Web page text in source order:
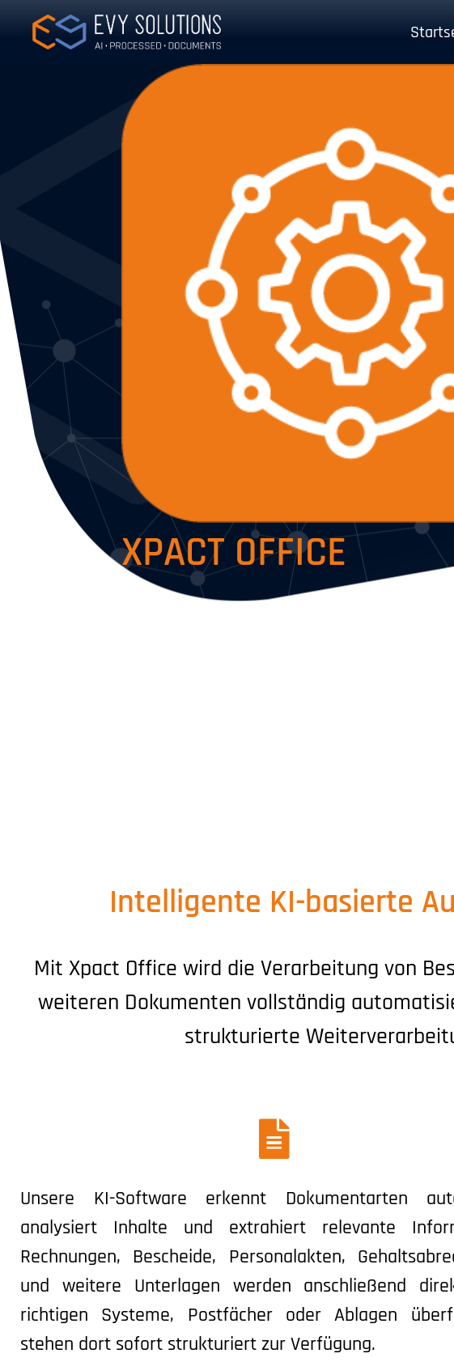
XPACT OFFICE
Intelligente KI-basierte
Mit Xpact Office wird die Verarbeitung von
weiteren Dokumenten vollständig
strukturierte
Unsere KI-Software erkennt Dokumentarten
analysiert Inhalte und extrahiert relevante
Rechnungen, Bescheide, Personalakten,
und weitere Unterlagen werden anschließend
richtigen Systeme, Postfächer oder Ablagen
stehen dort sofort strukturiert zur Verfügung.